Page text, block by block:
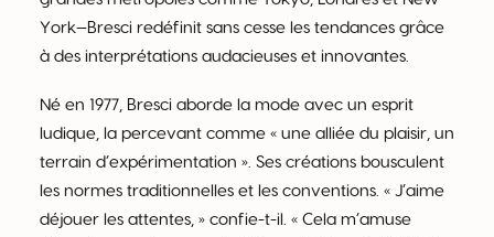
York—Bresci redéfinit sans cesse les tendances grâce
à des interprétations audacieuses et innovantes.
Né en 1977, Bresci aborde la mode avec un esprit
ludique, la percevant comme « une alliée du plaisir, un
terrain d’expérimentation ». Ses créations bousculent
les normes traditionnelles et les conventions. « J’aime
déjouer les attentes, » confie-t-il. « Cela m’amuse